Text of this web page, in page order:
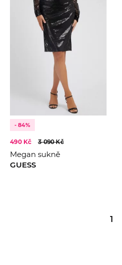
- 84%
490 Kč 3 090 Kč
Megan sukně
GUESS
1